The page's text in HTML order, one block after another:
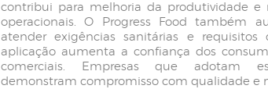
contribui para melhoria da produtividade e
operacionais. O Progress Food também
atender exigências sanitárias e requisitos
aplicação aumenta a confiança dos
comerciais. Empresas que adotam
demonstram compromisso com qualidade e